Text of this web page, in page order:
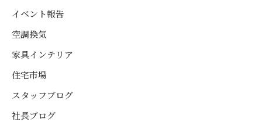
イベント報告
空調換気
家具インテリア
住宅市場
スタッフブログ
社長ブログ